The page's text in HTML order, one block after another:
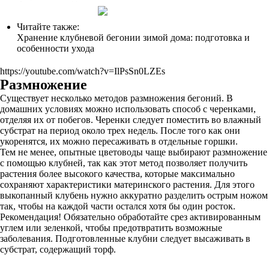
Читайте также:
Хранение клубневой бегонии зимой дома: подготовка и
особенности ухода
https://youtube.com/watch?v=IlPsSn0LZEs
Размножение
Существует несколько методов размножения бегоний. В
домашних условиях можно использовать способ с черенками,
отделяя их от побегов. Черенки следует поместить во влажный
субстрат на период около трех недель. После того как они
укоренятся, их можно пересаживать в отдельные горшки.
Тем не менее, опытные цветоводы чаще выбирают размножение
с помощью клубней, так как этот метод позволяет получить
растения более высокого качества, которые максимально
сохраняют характеристики материнского растения. Для этого
выкопанный клубень нужно аккуратно разделить острым ножом
так, чтобы на каждой части остался хотя бы один росток.
Рекомендация! Обязательно обработайте срез активированным
углем или зеленкой, чтобы предотвратить возможные
заболевания. Подготовленные клубни следует высаживать в
субстрат, содержащий торф.